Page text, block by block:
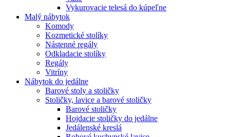
Vykurovacie telesá do kúpeľne
Malý nábytok
Komody
Kozmetické stolíky
Nástenné regály
Odkladacie stolíky
Regály
Vitríny
Nábytok do jedálne
Barové stoly a stoličky
Stoličky, lavice a barové stoličky
Barové stoličky
Hojdacie stoličky do jedálne
Jedálenské kreslá